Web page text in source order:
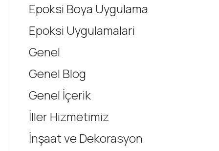
Epoksi Boya Uygulama
Epoksi Uygulamalari
Genel
Genel Blog
Genel İçerik
İller Hizmetimiz
İnşaat ve Dekorasyon